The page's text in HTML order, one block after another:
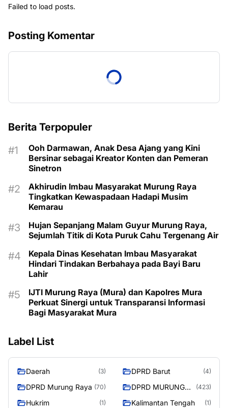
Failed to load posts.
Posting Komentar
Berita Terpopuler
Ooh Darmawan, Anak Desa Ajang yang Kini
Bersinar sebagai Kreator Konten dan Pemeran
Sinetron
Akhirudin Imbau Masyarakat Murung Raya
Tingkatkan Kewaspadaan Hadapi Musim
Kemarau
Hujan Sepanjang Malam Guyur Murung Raya,
Sejumlah Titik di Kota Puruk Cahu Tergenang Air
Kepala Dinas Kesehatan Imbau Masyarakat
Hindari Tindakan Berbahaya pada Bayi Baru
Lahir
IJTI Murung Raya (Mura) dan Kapolres Mura
Perkuat Sinergi untuk Transparansi Informasi
Bagi Masyarakat Mura
Label List
Daerah (3) DPRD Barut (4)
DPRD Murung Raya (70)
DPRD MURUNG
(423)
Hukrim (1) Kalimantan Tengah (1)